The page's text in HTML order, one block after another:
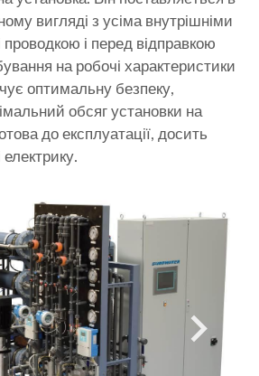
вигляді з усіма внутрішніми
і перед відправкою
на робочі характеристики
оптимальну безпеку,
обсяг установки на
до експлуатації, досить